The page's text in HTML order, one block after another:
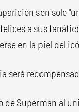
son solo
a sus
en la piel del
será
de Superman al